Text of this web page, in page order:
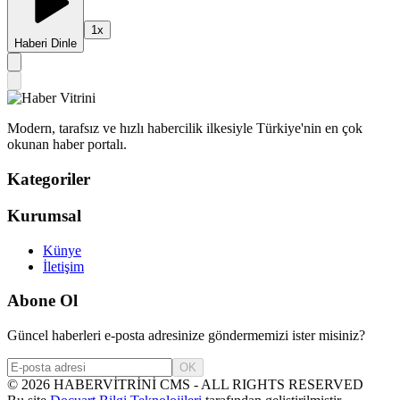
Haberi Dinle
1x
Modern, tarafsız ve hızlı habercilik ilkesiyle Türkiye'nin en çok
okunan haber portalı.
Kategoriler
Kurumsal
Künye
İletişim
Abone Ol
Güncel haberleri e-posta adresinize göndermemizi ister misiniz?
OK
© 2026 HABERVİTRİNİ CMS - ALL RIGHTS RESERVED